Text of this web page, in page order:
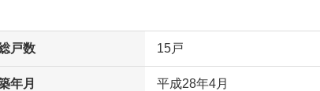
戸数 15戸
年月 平成28年4月